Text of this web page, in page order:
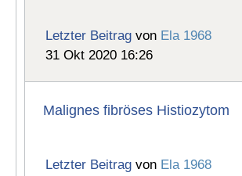
Letzter Beitrag von Ela 1968
31 Okt 2020 16:26
Malignes fibröses Histiozytom
Letzter Beitrag von Ela 1968